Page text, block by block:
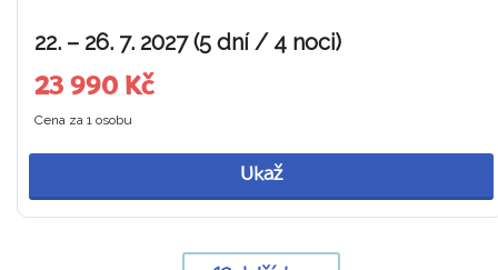
22. – 26. 7. 2027 (5 dní / 4 noci)
23 990 Kč
Cena za 1 osobu
Ukaž